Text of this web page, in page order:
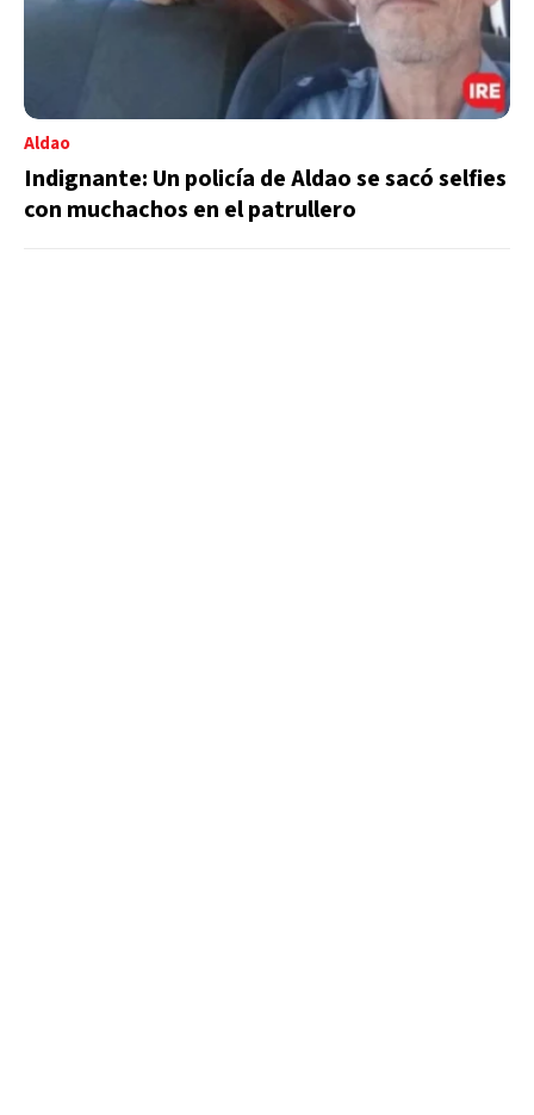
Aldao
Indignante: Un policía de Aldao se sacó selfies
con muchachos en el patrullero